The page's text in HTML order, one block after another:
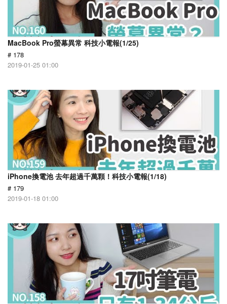
MacBook Pro螢幕異常 科技小電報(1/25)
# 178
2019-01-25 01:00
iPhone換電池 去年超過千萬顆！科技小電報(1/18)
# 179
2019-01-18 01:00